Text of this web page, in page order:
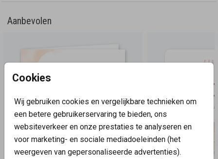
Cookies
Wij gebruiken cookies en vergelijkbare technieken om
een betere gebruikerservaring te bieden, ons
websiteverkeer en onze prestaties te analyseren en
voor marketing- en sociale mediadoeleinden (het
weergeven van gepersonaliseerde advertenties).
Aanbevolen